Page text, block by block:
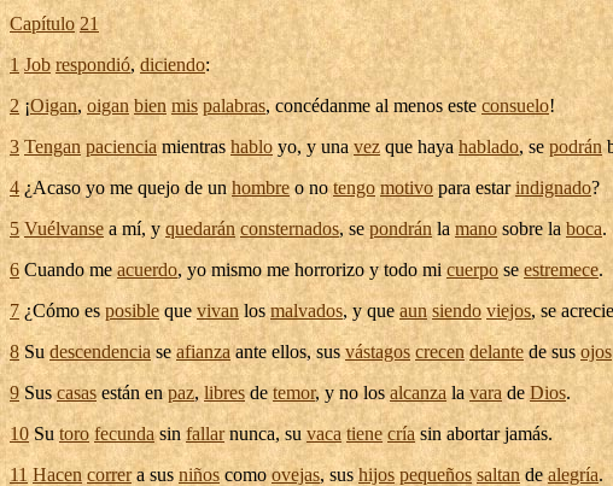
Capítulo 21
1 Job respondió,diciendo:
2¡Oigan, oigan bien mis palabras, concédanme al menos esteconsuelo!
3 Tengan paciencia mientrashablo yo, y una vezque hayahablado, se podrán
4¿Acaso yo me quejode un hombre o notengo motivo para estarindignado?
5 Vuélvanse a mí, y quedarán consternados, sepondrán lamanosobre la boca.
6 Cuando meacuerdo, yo mismo mehorrorizo y todo micuerpose estremece.
7¿Cómo es posiblequevivanlosmalvados, y que aun siendo viejos, se
8Su descendencia seafianzaante ellos, sus vástagos crecen delantede susojos
9Suscasasestán enpaz, libresde temor, y no losalcanza lavara de Dios.
10Su toro fecundasin fallarnunca, su vaca tiene críasin abortarjamás.
11 Hacen correra sus niñoscomoovejas, sushijos pequeños saltan dealegría.